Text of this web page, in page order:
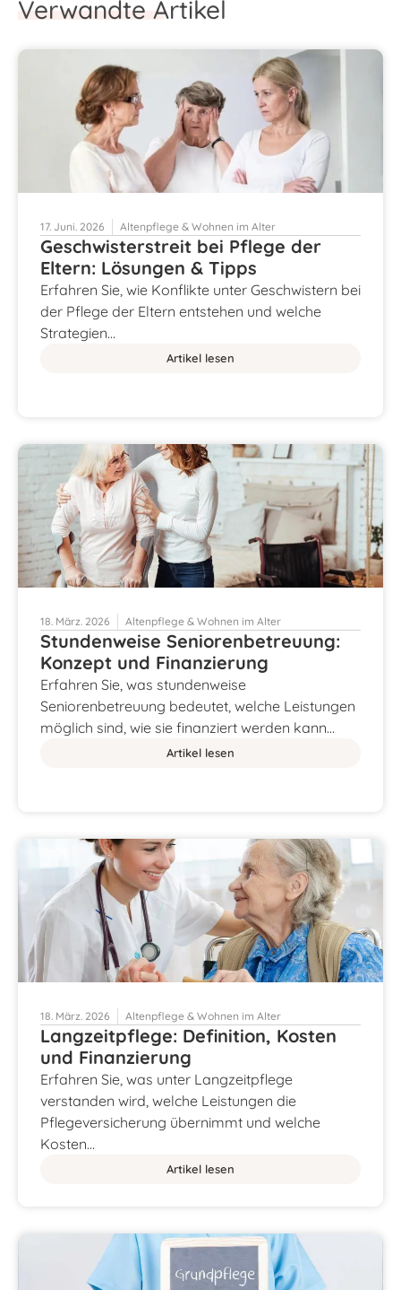
Verwandte Artikel
17. Juni. 2026 Altenpflege & Wohnen im Alter
Geschwisterstreit bei Pflege der
Eltern: Lösungen & Tipps
Erfahren Sie, wie Konflikte unter Geschwistern bei
der Pflege der Eltern entstehen und welche
Strategien…
Artikel lesen
18. März. 2026 Altenpflege & Wohnen im Alter
Stundenweise Seniorenbetreuung:
Konzept und Finanzierung
Erfahren Sie, was stundenweise
Seniorenbetreuung bedeutet, welche Leistungen
möglich sind, wie sie finanziert werden kann…
Artikel lesen
18. März. 2026 Altenpflege & Wohnen im Alter
Langzeitpflege: Definition, Kosten
und Finanzierung
Erfahren Sie, was unter Langzeitpflege
verstanden wird, welche Leistungen die
Pflegeversicherung übernimmt und welche
Kosten…
Artikel lesen